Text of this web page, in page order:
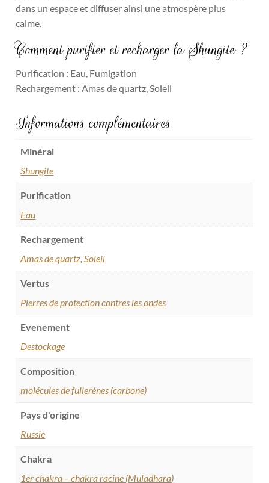
dans un espace et diffuser ainsi une atmospère plus
calme.
Comment purifier et recharger la Shungite ?
Purification : Eau, Fumigation
Rechargement : Amas de quartz, Soleil
Informations complémentaires
Minéral
Shungite
Purification
Eau
Rechargement
Amas de quartz,Soleil
Vertus
Pierres de protection contres les ondes
Evenement
Destockage
Composition
molécules de fullerènes (carbone)
Pays d'origine
Russie
Chakra
1er chakra – chakra racine (Muladhara)